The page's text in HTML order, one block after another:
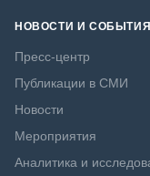
НОВОСТИ И СОБЫТИЯ
Пресс-центр
Публикации в СМИ
Новости
Мероприятия
Аналитика и